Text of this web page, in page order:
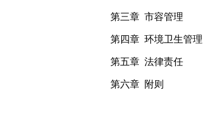
第三章 市容管理
第四章 环境卫生管理
第五章 法律责任
第六章 附则